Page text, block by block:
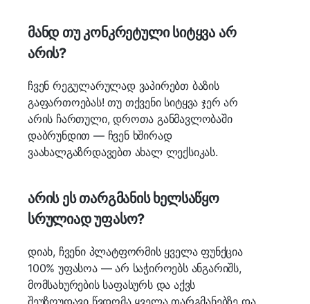
მანდ თუ კონკრეტული სიტყვა არ
არის?
ჩვენ რეგულარულად ვაპირებთ ბაზის
გაფართოებას! თუ თქვენი სიტყვა ჯერ არ
არის ჩართული, დროთა განმავლობაში
დაბრუნდით — ჩვენ ხშირად
ვაახალგაზრდავებთ ახალ ლექსიკას.
არის ეს თარგმანის ხელსაწყო
სრულიად უფასო?
დიახ, ჩვენი პლატფორმის ყველა ფუნქცია
100% უფასოა — არ საჭიროებს ანგარიშს,
მომსახურების საფასურს და აქვს
შეუზღუდავი წვდომა ყველა თარგმანებზე და